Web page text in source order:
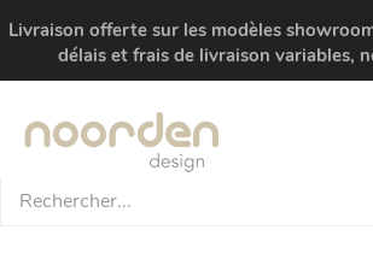
Livraison offerte sur les modèles
délais et frais de livraison variables,